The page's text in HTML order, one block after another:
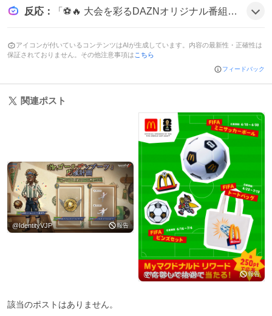
反応 ： 「⚽️🔥 大会を彩るDAZNオリジナル番組が一斉発表！」や「🗓️6月11日開幕です✨」といった投稿が多数見られ、「最高の景色を🏆」と期待を表す声も多く、全体的にワクワク感が広がっている様子だ。
アイコンが付いているコンテンツはAIが生成しています。内容の最新性・正確性は
保証されておりません。その他注意事項はこちら
フィードバック
関連ポスト
@IdentityVJP 報告
@McDonaldsJapan 報告
該当のポストはありません。